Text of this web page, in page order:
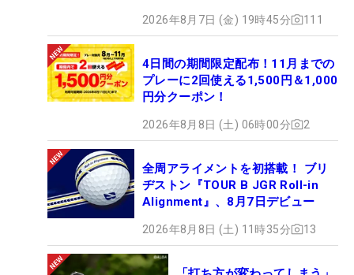
2026年8月7日 (金) 19時45分 111
4日間の期間限定配布！11月までの
プレーに2回使える1,500円＆1,000
円分クーポン！
2026年8月8日 (土) 06時00分 2
全周アライメントを初搭載！ ブリ
ヂストン『TOUR B JGR Roll-in
Alignment』、8月7日デビュー
2026年8月8日 (土) 11時35分 13